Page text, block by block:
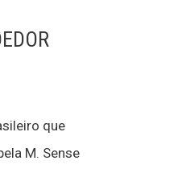
que
M. Sense